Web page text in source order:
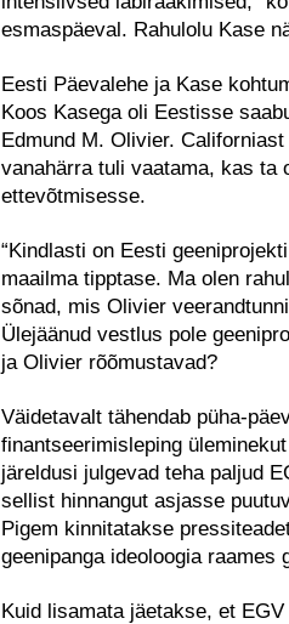
esmaspäeval. Rahulolu Kase
Eesti Päevalehe ja Kase
Koos Kasega oli Eestisse
Edmund M. Olivier.
vanahärra tuli vaatama, kas ta
ettevõtmisesse.
“Kindlasti on Eesti
maailma tipptase. Ma olen
sõnad, mis Olivier
Ülejäänud vestlus pole
ja Olivier rõõmustavad?
Väidetavalt tähendab püha-
finantseerimisleping
järeldusi julgevad teha paljud
sellist hinnangut asjasse
Pigem kinnitatakse
geenipanga ideoloogia raames
Kuid lisamata jäetakse, et